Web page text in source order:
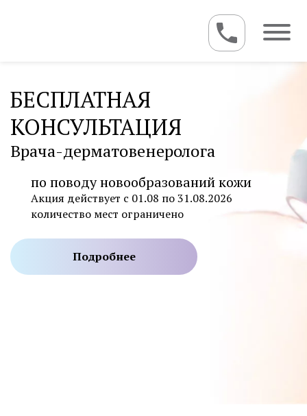
БЕСПЛАТНАЯ
КОНСУЛЬТАЦИЯ
Врача-дерматовенеролога
по поводу новообразований кожи
Акция действует с 01.08 по 31.08.2026
количество мест ограничено
Подробнее